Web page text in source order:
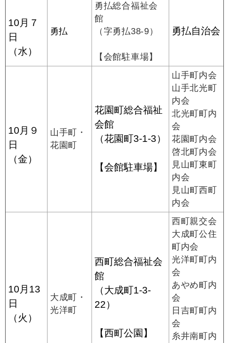
10月７
日
（水）
勇払
勇払総合福祉会
館
（字勇払38-9）
【会館駐車場】
勇払自治会
10月９
日
（金）
山手町・
花園町
花園町総合福祉
会館
（花園町3-1-3）
【会館駐車場】
山手町内会
山手北光町
内会
北光町町内
会
花園町内会
啓北町内会
見山町東町
内会
見山町西町
内会
10月13
日
（火）
大成町・
光洋町
西町総合福祉会
館
（大成町1-3-
22）
【西町公園】
西町親交会
大成町公住
町内会
光洋町町内
会
あやめ町内
会
日吉町町内
会
糸井南町内